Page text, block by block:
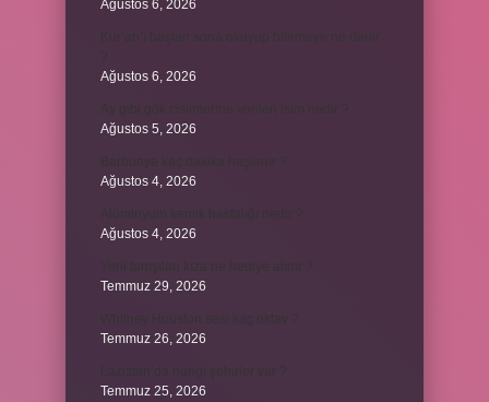
Ağustos 6, 2026
Ağustos 6, 2026
Ağustos 5, 2026
Ağustos 4, 2026
Ağustos 4, 2026
Temmuz 29, 2026
Temmuz 26, 2026
Temmuz 25, 2026